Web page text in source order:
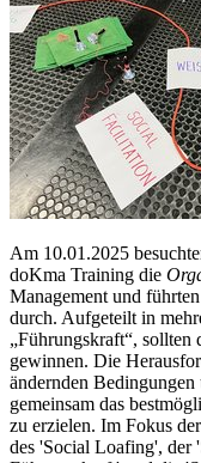
Am 10.01.2025
doKma Training die
Management und
durch. Aufgeteilt in
„Führungskraft“,
gewinnen. Die
ändernden
gemeinsam das
zu erzielen. Im Fokus
des 'Social Loafing', der